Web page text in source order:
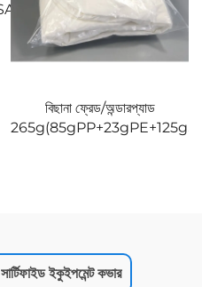
বিছানা ফ্রেড/অন্ডারপ্যাড
ইকুইপমেন্ট কভার